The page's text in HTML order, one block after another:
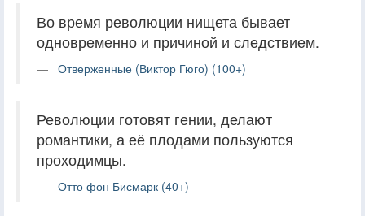
Во время революции нищета бывает
одновременно и причиной и следствием.
Отверженные (Виктор Гюго) (100+)
Революции готовят гении, делают
романтики, а её плодами пользуются
проходимцы.
Отто фон Бисмарк (40+)